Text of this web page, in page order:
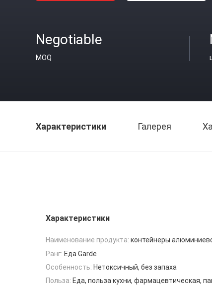
Negotiable
MOQ
Характеристики Галерея
Характеристики
Наименование продукта: контейнеры
Ранг: Еда Garde
Особенность: Нетоксичный, без запаха
Польза: Еда, польза кухни, фармацевтическая,